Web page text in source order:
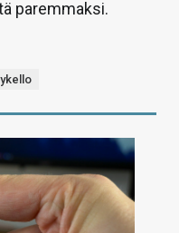
paremmaksi.